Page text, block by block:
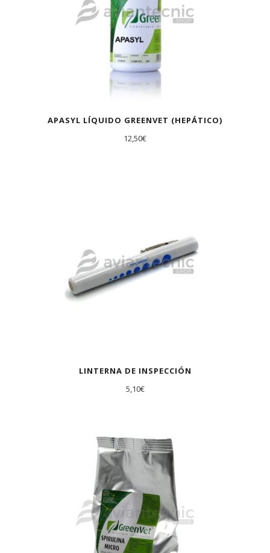
APASYL LÍQUIDO GREENVET (HEPÁTICO)
12,50€
LINTERNA DE INSPECCIÓN
5,10€